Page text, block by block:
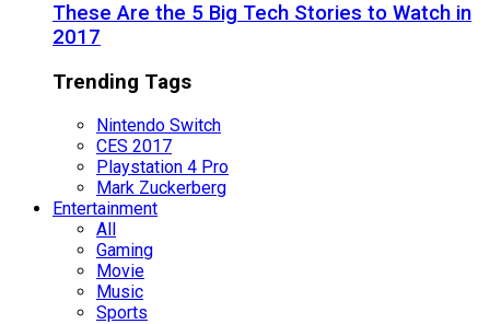
These Are the 5 Big Tech Stories to Watch in
2017
Trending Tags
Nintendo Switch
CES 2017
Playstation 4 Pro
Mark Zuckerberg
Entertainment
All
Gaming
Movie
Music
Sports